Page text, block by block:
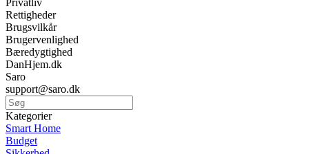
Rettigheder
Brugsvilkår
Brugervenlighed
Bæredygtighed
DanHjem.dk
Saro
support@saro.dk
Kategorier
Smart Home
Budget